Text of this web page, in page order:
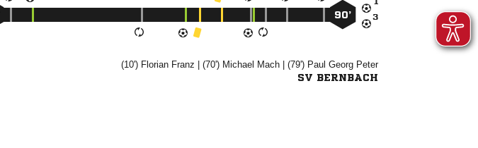

90’
(10')   | (70')   | (79')   
SV BERNBACH